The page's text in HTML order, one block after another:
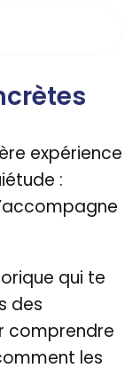
expérience
:
qui te
des
comprendre
les